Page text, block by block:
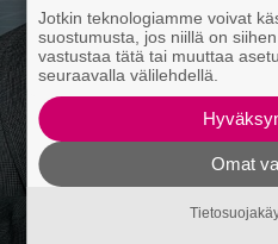
Jotkin teknologiamme voivat
suostumusta, jos niillä on
vastustaa tätä tai muuttaa
seuraavalla välilehdellä.
Omat